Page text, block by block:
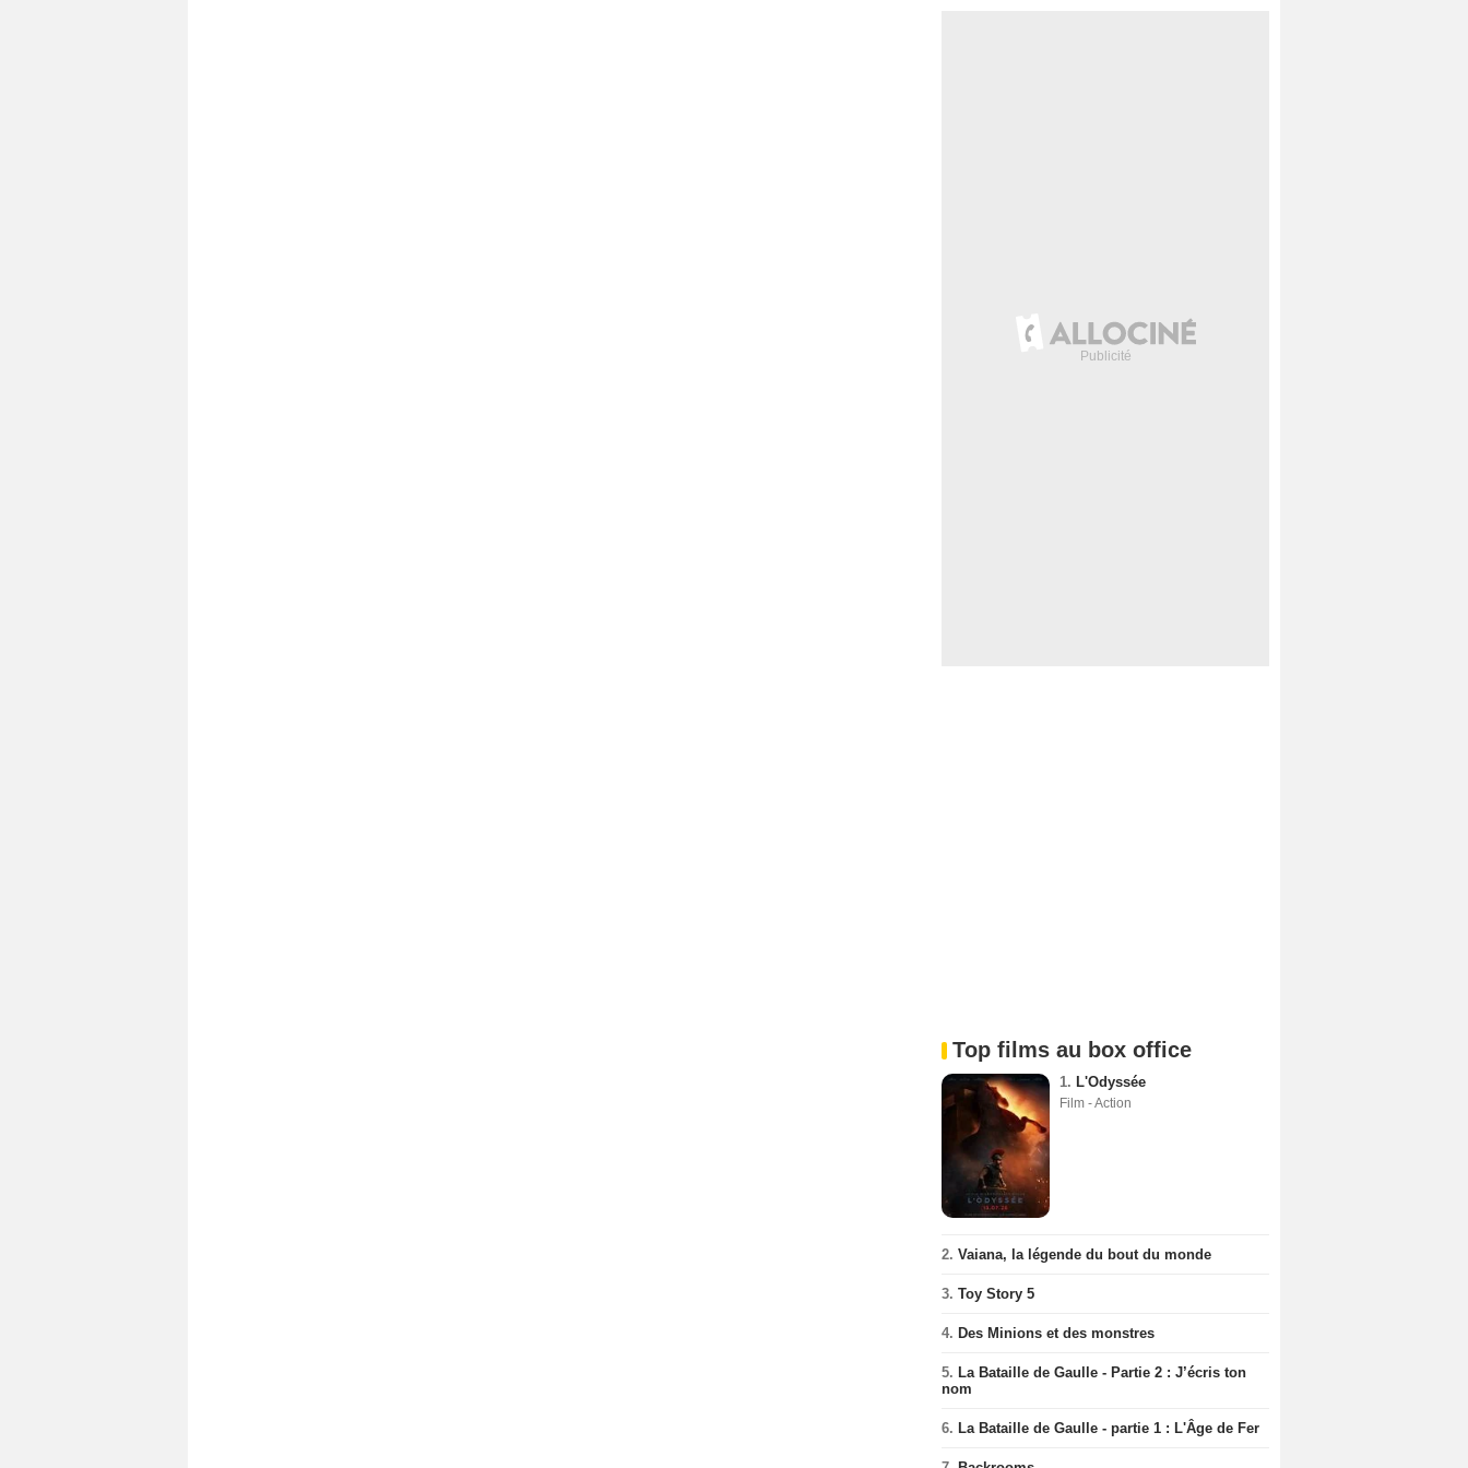
Top films au box office
1. L'Odyssée
Film - Action
2. Vaiana, la légende du bout du monde
3. Toy Story 5
4. Des Minions et des monstres
5. La Bataille de Gaulle - Partie 2 : J’écris ton
nom
6. La Bataille de Gaulle - partie 1 : L'Âge de Fer